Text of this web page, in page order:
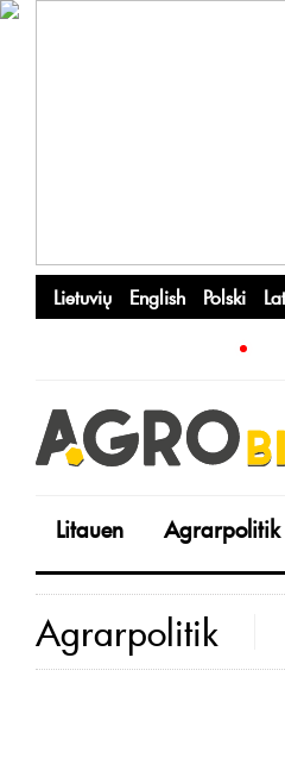
Lietuvių English Polski
Litauen Agrarpolitik
Agrarpolitik